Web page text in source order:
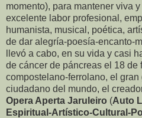
momento), para mantener viva
excelente labor profesional,
humanista, musical, poética,
de dar alegría-poesía-encanto-
llevó a cabo, en su vida y casi
de cáncer de páncreas el 18 de
compostelano-ferrolano, el
ciudadano del mundo, el
Opera Aperta Jaruleiro (Auto
Espiritual-Artístico-Cultural-